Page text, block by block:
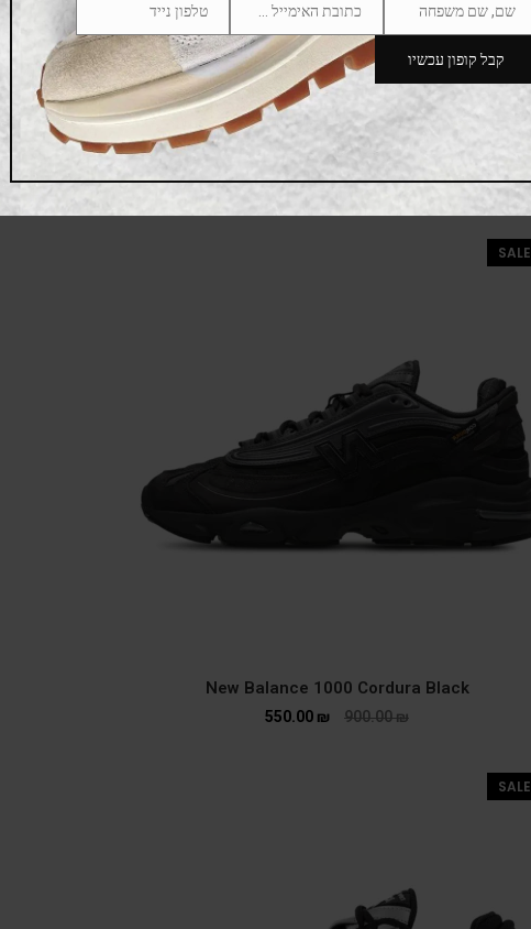
New Balance 9060 Shadow Grey
850.00₪
669.00₪
SALE
New Balance 1000 Cordura Black
900.00₪
550.00 ₪
SALE
Name
שם, שם משפחה Email
Phone
Number
טלפון נייד
קבל קופון עכשיו